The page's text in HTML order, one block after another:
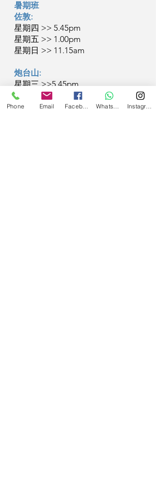
暑期班
佐敦:
星期四 >> 5.45pm
星期五 >> 1.00pm
星期日 >> 11.15am
炮台山:
星期三 >>5.45pm
星期六>>11.45am
Phone Email